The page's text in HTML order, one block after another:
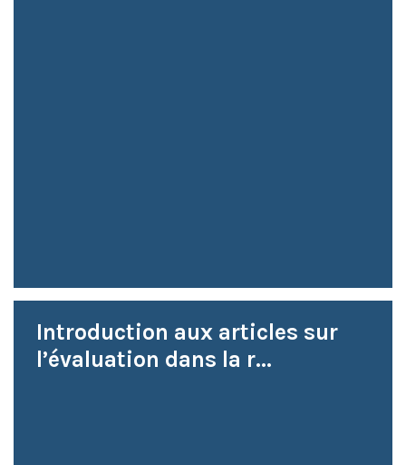
Introduction aux articles sur
l’évaluation dans la r...